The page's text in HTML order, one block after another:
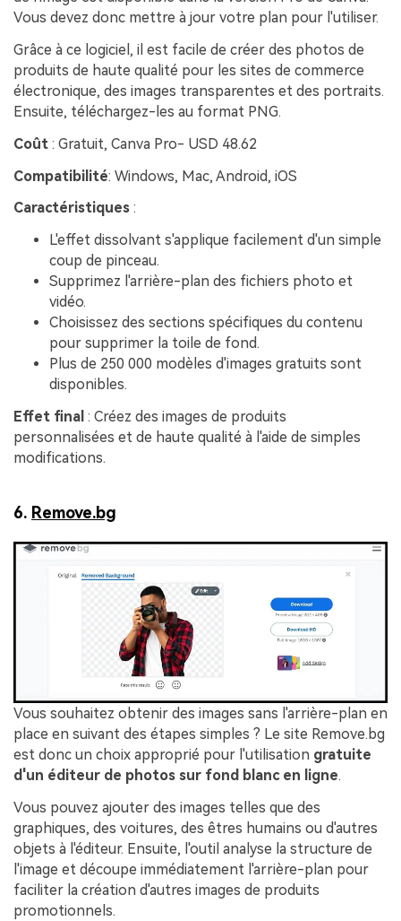
Vous devez donc mettre à jour votre plan pour l'utiliser.
Grâce à ce logiciel, il est facile de créer des photos de
produits de haute qualité pour les sites de commerce
électronique, des images transparentes et des portraits.
Ensuite, téléchargez-les au format PNG.
Coût : Gratuit, Canva Pro- USD 48.62
Compatibilité: Windows, Mac, Android, iOS
Caractéristiques :
L'effet dissolvant s'applique facilement d'un simple
coup de pinceau.
Supprimez l'arrière-plan des fichiers photo et
vidéo.
Choisissez des sections spécifiques du contenu
pour supprimer la toile de fond.
Plus de 250 000 modèles d'images gratuits sont
disponibles.
Effet final : Créez des images de produits
personnalisées et de haute qualité à l'aide de simples
modifications.
6. Remove.bg
Vous souhaitez obtenir des images sans l'arrière-plan en
place en suivant des étapes simples ? Le site Remove.bg
est donc un choix approprié pour l'utilisation gratuite
d'un éditeur de photos sur fond blanc en ligne.
Vous pouvez ajouter des images telles que des
graphiques, des voitures, des êtres humains ou d'autres
objets à l'éditeur. Ensuite, l'outil analyse la structure de
l'image et découpe immédiatement l'arrière-plan pour
faciliter la création d'autres images de produits
promotionnels.